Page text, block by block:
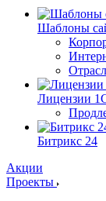
Шаблоны
Лицензии
Битрикс 24
Акции
Проекты